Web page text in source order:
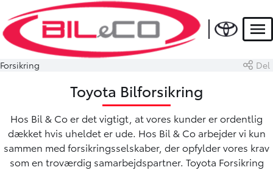
Forsikring Del
Toyota Bilforsikring
Hos Bil & Co er det vigtigt, at vores kunder er ordentlig
dækket hvis uheldet er ude. Hos Bil & Co arbejder vi kun
sammen med forsikringsselskaber, der opfylder vores krav
som en troværdig samarbejdspartner. Toyota Forsikring